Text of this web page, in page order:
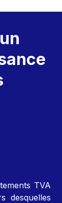
TVA
desquelles